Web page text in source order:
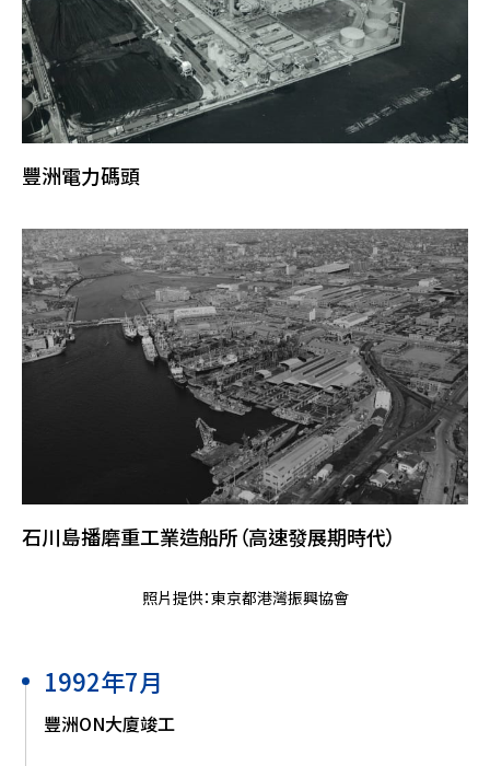
豐洲電力碼頭
石川島播磨重工業造船所（高速發展期時代）
照片提供：東京都港灣振興協會
1992年7月
豐洲ON大廈竣工